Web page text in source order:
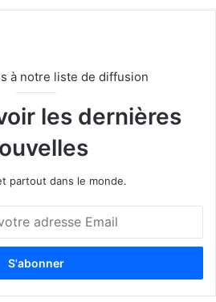
à notre liste de diffusion
les dernières
partout dans le monde.